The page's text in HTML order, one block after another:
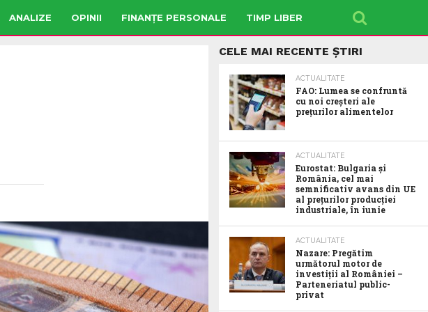
ANALIZE OPINII FINANȚE PERSONALE TIMP LIBER
CELE MAI RECENTE ȘTIRI
ACTUALITATE
FAO: Lumea se confruntă
cu noi creșteri ale
prețurilor alimentelor
ACTUALITATE
Eurostat: Bulgaria și
România, cel mai
semnificativ avans din UE
al prețurilor producției
industriale, în iunie
ACTUALITATE
Nazare: Pregătim
următorul motor de
investiții al României –
Parteneriatul public-
privat